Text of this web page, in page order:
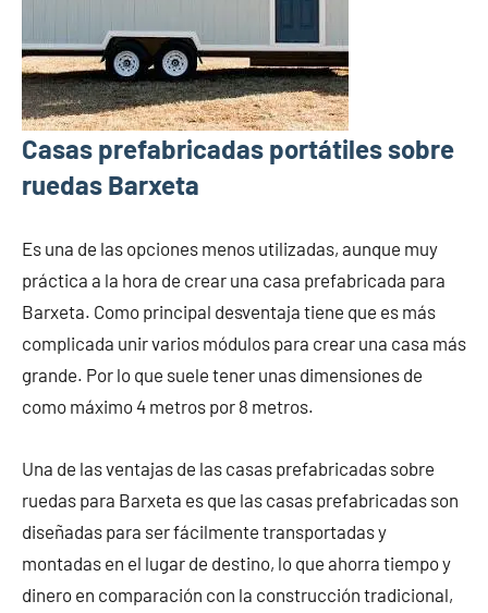
Casas prefabricadas portátiles sobre
ruedas Barxeta
Es una de las opciones menos utilizadas, aunque muy
práctica a la hora de crear una casa prefabricada para
Barxeta. Como principal desventaja tiene que es más
complicada unir varios módulos para crear una casa más
grande. Por lo que suele tener unas dimensiones de
como máximo 4 metros por 8 metros.
Una de las ventajas de las casas prefabricadas sobre
ruedas para Barxeta es que las casas prefabricadas son
diseñadas para ser fácilmente transportadas y
montadas en el lugar de destino, lo que ahorra tiempo y
dinero en comparación con la construcción tradicional,